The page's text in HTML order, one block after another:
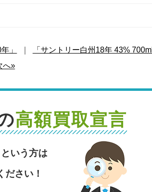
」
「サントリー白州18年 43% 700ml
へ»
高額買取宣言
いう方は
ださい！